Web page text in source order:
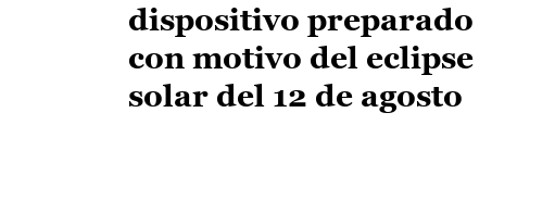
dispositivo preparado
con motivo del eclipse
solar del 12 de agosto